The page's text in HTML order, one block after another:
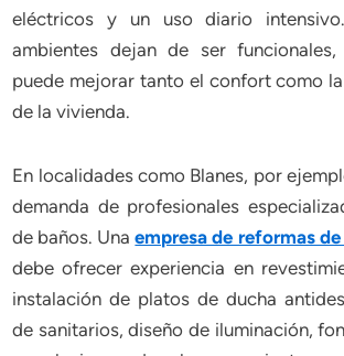
eléctricos y un uso diario
ambientes dejan de ser
puede mejorar tanto el confort como
de la vivienda.
En localidades como Blanes, por
demanda de profesionales
de baños. Unaempresa de reformas
debe ofrecer experiencia en
instalación de platos de ducha
de sanitarios, diseño de iluminación,